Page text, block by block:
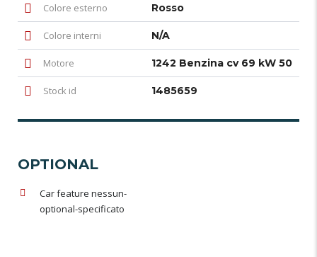
Colore esterno Rosso
Colore interni N/A
Motore 1242 Benzina cv 69 kW 50
Stock id 1485659
OPTIONAL
Car feature nessun-
optional-specificato